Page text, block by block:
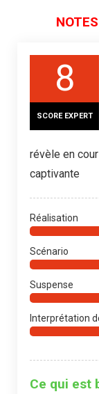
8
SCORE EXPERT
révèle en
captivante
Réalisation
Scénario
Suspense
Interprétation
Ce qui est